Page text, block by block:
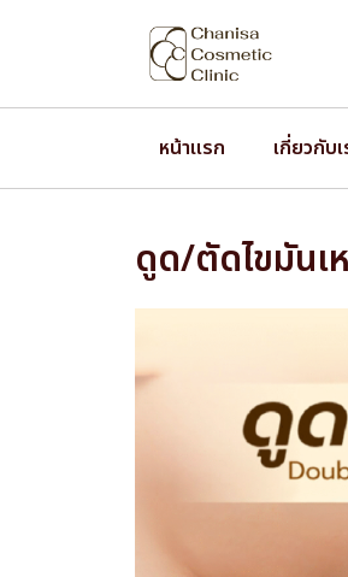
หน้าแรก เกี่ยวกับเ
ดูด/ตัดไขมันเ